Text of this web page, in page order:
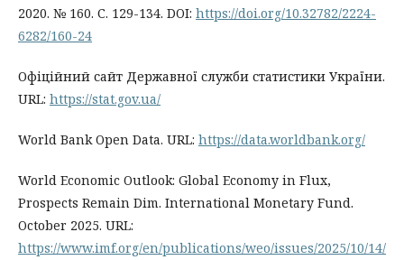
2020. № 160. С. 129-134. DOI: https://doi.org/10.32782/2224-
6282/160-24
Офіційний сайт Державної служби статистики України.
URL: https://stat.gov.ua/
World Bank Open Data. URL: https://data.worldbank.org/
World Economic Outlook: Global Economy in Flux,
Prospects Remain Dim. International Monetary Fund.
October 2025. URL:
https://www.imf.org/en/publications/weo/issues/2025/10/14/